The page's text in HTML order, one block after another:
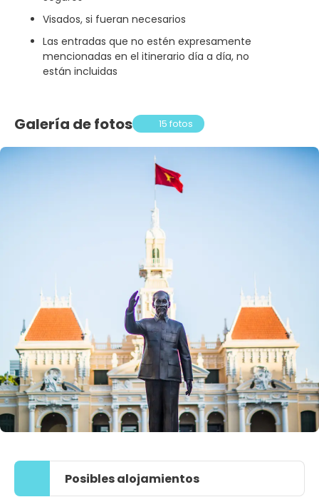
Visados, si fueran necesarios
Las entradas que no estén expresamente
mencionadas en el itinerario día a día, no
están incluidas
Galería de fotos 15 fotos
Posibles alojamientos